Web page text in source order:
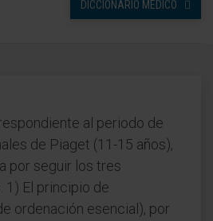
DICCIONARIO MÉDICO
al periodo de
de Piaget (11-15 años),
por seguir los tres
1) El principio de
ordenación esencial), por